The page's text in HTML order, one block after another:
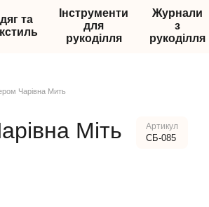
та
Інструменти
для
рукоділля
Журнали
з
рукоділля
Чарівна Мить
Міть
Артикул
СБ-085